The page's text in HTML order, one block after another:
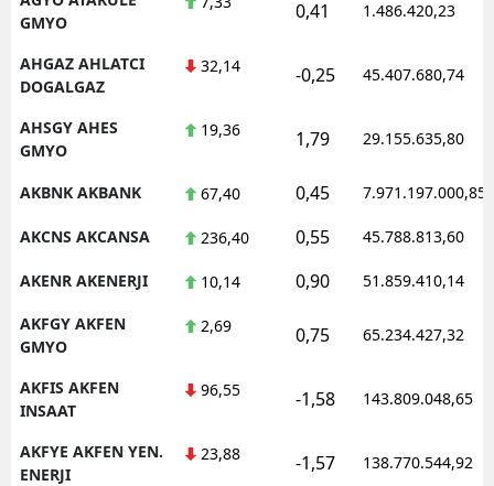
GMYO
0,41 1.486.420,23
AHGAZ AHLATCI
DOGALGAZ
32,14 -0,25 45.407.680,74
AHSGY AHES
GMYO
19,36 1,79 29.155.635,80
AKBNK AKBANK 67,40 0,45 7.971.197.000,85
AKCNS AKCANSA 236,40 0,55 45.788.813,60
AKENR AKENERJI 10,14 0,90 51.859.410,14
AKFGY AKFEN
GMYO
2,69 0,75 65.234.427,32
AKFIS AKFEN
INSAAT
96,55 -1,58 143.809.048,65
AKFYE AKFEN YEN.
ENERJI
23,88 -1,57 138.770.544,92